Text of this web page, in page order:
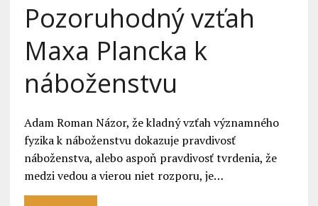
Pozoruhodný vzťah
Maxa Plancka k
náboženstvu
Adam Roman Názor, že kladný vzťah významného
fyzika k náboženstvu dokazuje pravdivosť
náboženstva, alebo aspoň pravdivosť tvrdenia, že
medzi vedou a vierou niet rozporu, je…